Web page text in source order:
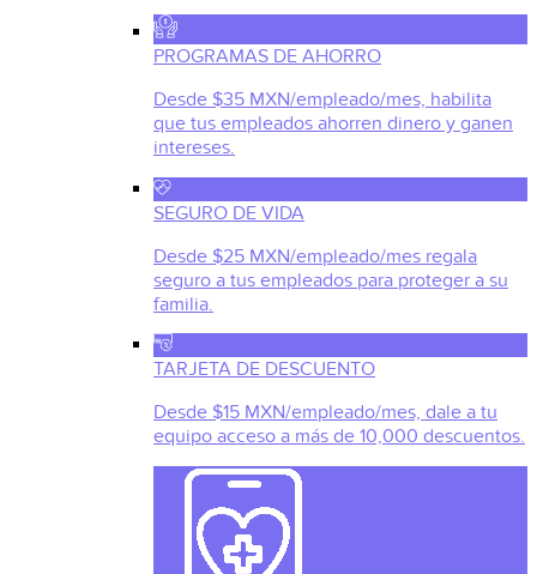
PROGRAMAS DE AHORRO
Desde $35 MXN/empleado/mes, habilita
que tus empleados ahorren dinero y ganen
intereses.
SEGURO DE VIDA
Desde $25 MXN/empleado/mes regala
seguro a tus empleados para proteger a su
familia.
TARJETA DE DESCUENTO
Desde $15 MXN/empleado/mes, dale a tu
equipo acceso a más de 10,000 descuentos.